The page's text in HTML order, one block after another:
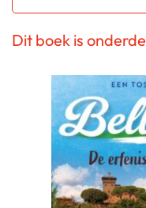
Dit boek is